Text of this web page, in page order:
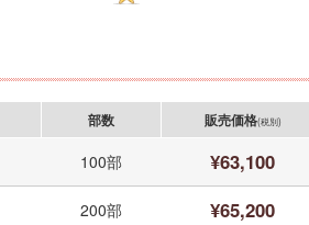
部数 販売価格(税別)
100部 ¥63,100
200部 ¥65,200